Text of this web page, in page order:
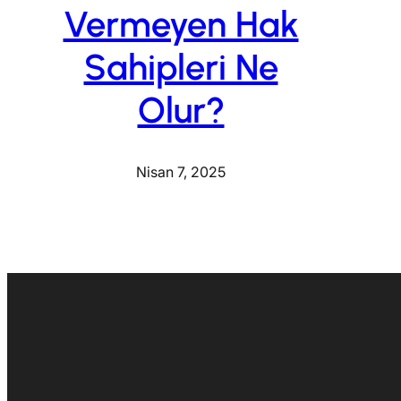
Vermeyen Hak
Sahipleri Ne
Olur?
Nisan 7, 2025